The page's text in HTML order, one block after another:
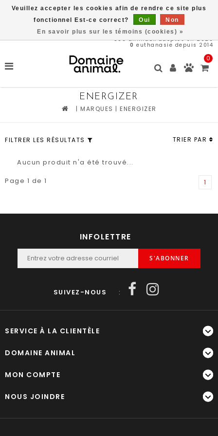
566animaux adoptés en 2026
0 euthanasie depuis 2014
0
ENERGIZER
| MARQUES | ENERGIZER
FILTRER LES RÉSULTATS TRIER PAR
Aucun produit n'a été trouvé...
Page 1 de 1
1
INFOLETTRE
S'ABONNER
SUIVEZ-NOUS :
SERVICE À LA CLIENTÈLE
DOMAINE ANIMAL
MON COMPTE
NOUS JOINDRE
Veuillez accepter les cookies afin de rendre ce site plus
fonctionnel Est-ce correct?
Oui
Non
En savoir plus sur les témoins (cookies) »
Livraison gratuite à partir de 89$*